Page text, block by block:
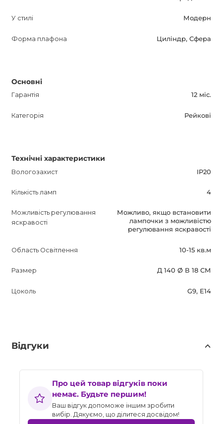
всій країні, а також найкращі ціни і знижки. Поспішайте
інтер'єр неповторним і затишним.
У стилі Модерн
Форма плафона Циліндр, Сфера
Основні
Гарантія 12 міс.
Категорія Рейкові
Технічні характеристики
Вологозахист IP20
Кількість ламп 4
Можливість регулювання
яскравості
Можливо, якщо встановити
лампочки з можливістю
регулювання яскравості
Область Освітлення 10-15 кв.м
Размер Д 140 Ø В 18 СМ
Цоколь G9, Е14
Відгуки
Про цей товар відгуків поки
немає. Будьте першим!
Ваш відгук допоможе іншим зробити
вибір. Дякуємо, що ділитеся досвідом!